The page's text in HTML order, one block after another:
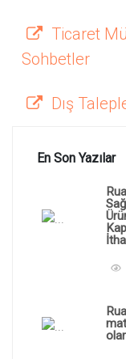
Ticaret
Sohbetler
Dış
En Son Yazılar